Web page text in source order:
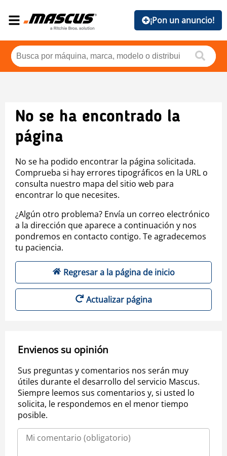
¡Pon un anuncio!
No se ha encontrado la
página
No se ha podido encontrar la página solicitada.
Comprueba si hay errores tipográficos en la URL o
consulta nuestro mapa del sitio web para
encontrar lo que necesites.
¿Algún otro problema? Envía un correo electrónico
a la dirección que aparece a continuación y nos
pondremos en contacto contigo. Te agradecemos
tu paciencia.
Regresar a la página de inicio
Actualizar página
Envienos su opinión
Sus preguntas y comentarios nos serán muy
útiles durante el desarrollo del servicio Mascus.
Siempre leemos sus comentarios y, si usted lo
solicita, le respondemos en el menor tiempo
posible.